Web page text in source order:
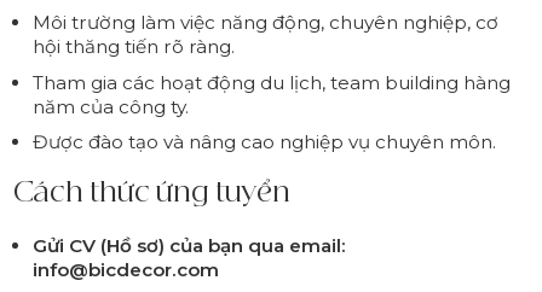
Môi trường làm việc năng động, chuyên nghiệp, cơ
hội thăng tiến rõ ràng.
Tham gia các hoạt động du lịch, team building hàng
năm của công ty.
Được đào tạo và nâng cao nghiệp vụ chuyên môn.
Cách thức ứng tuyển
Gửi CV (Hồ sơ) của bạn qua email:
info@bicdecor.com